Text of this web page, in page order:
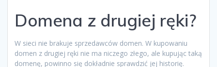
Domena z drugiej ręki?
W sieci nie brakuje sprzedawców domen. W kupowaniu
domen z drugiej ręki nie ma niczego złego, ale kupując taką
domenę, powinno się dokładnie sprawdzić jej historię.